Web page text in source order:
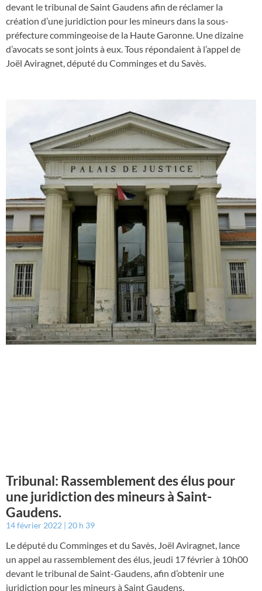
devant le tribunal de Saint Gaudens afin de réclamer la
création d’une juridiction pour les mineurs dans la sous-
préfecture commingeoise de la Haute Garonne. Une dizaine
d’avocats se sont joints à eux. Tous répondaient à l’appel de
Joël Aviragnet, député du Comminges et du Savès.
Tribunal: Rassemblement des élus pour
une juridiction des mineurs à Saint-
Gaudens.
14 février 2022 20 h 39
Le député du Comminges et du Savès, Joël Aviragnet, lance
un appel au rassemblement des élus, jeudi 17 février à 10h00
devant le tribunal de Saint-Gaudens, afin d’obtenir une
juridiction pour les mineurs à Saint Gaudens.